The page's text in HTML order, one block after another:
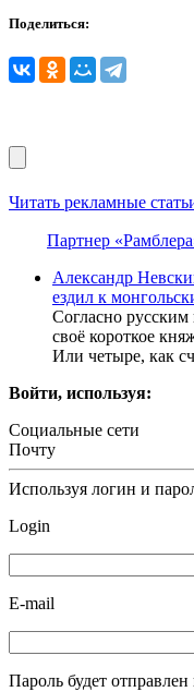
Поделиться:
Читать рекламные
Партнер
Александр
ездил к
Согласно
своё короткое
Или четыре, как
Войти, используя:
Социальные сети
Почту
Используя логин и
Login
E-mail
Пароль будет